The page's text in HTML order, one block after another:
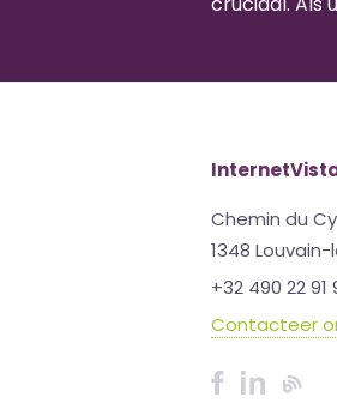
Chemin du
1348
+32 490 22 91
Contacteer